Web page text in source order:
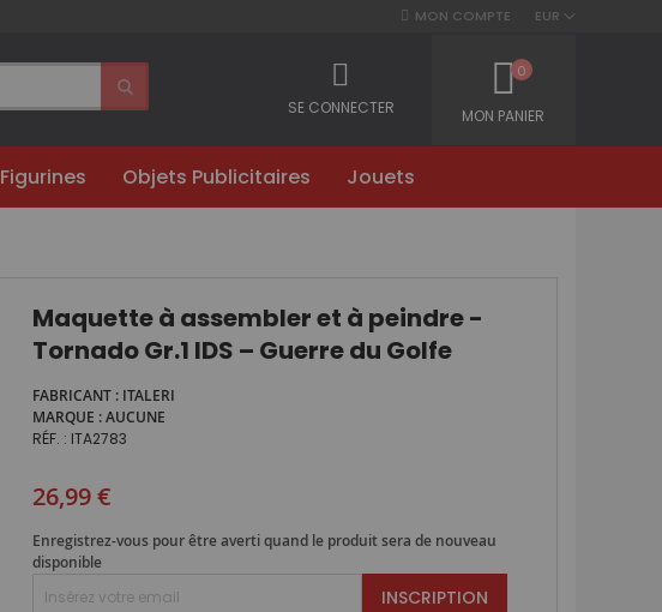
EUR
MON COMPTE
MON PANIER
0
SE CONNECTER
Figurines Objets Publicitaires Jouets
Maquette à assembler et à peindre -
Tornado Gr.1 IDS – Guerre du Golfe
FABRICANT
ITALERI
MARQUE AUCUNE
RÉF.
ITA2783
26,99 €
Enregistrez-vous pour être averti quand le produit sera de nouveau
disponible
INSCRIPTION